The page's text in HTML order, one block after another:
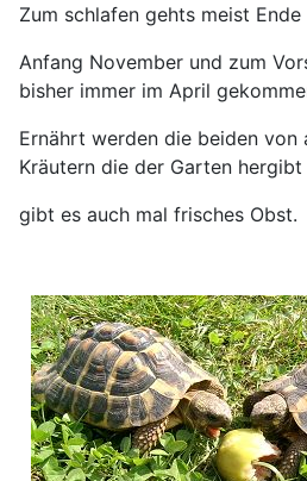
Zum schlafen gehts meist
Anfang November und zum
bisher immer im April
Ernährt werden die beiden von
Kräutern die der Garten
gibt es auch mal frisches Obst.